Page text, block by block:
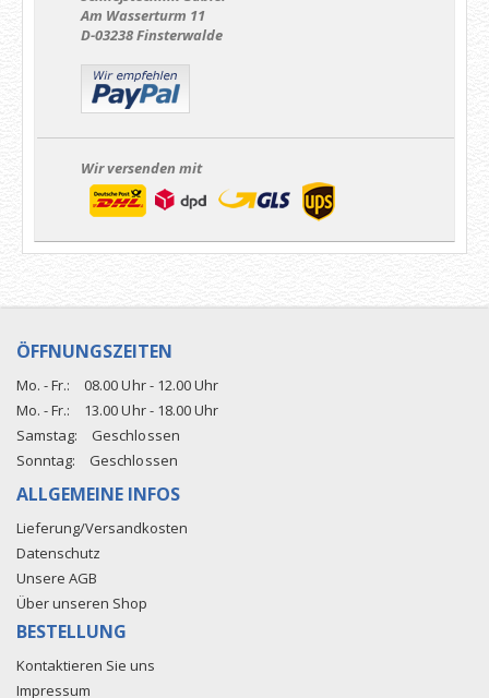
Am Wasserturm 11
D-03238 Finsterwalde
Wir versenden mit
ÖFFNUNGSZEITEN
Mo. - Fr.:
08.00 Uhr - 12.00 Uhr
Mo. - Fr.:
13.00 Uhr - 18.00 Uhr
Samstag:
Geschlossen
Sonntag:
Geschlossen
ALLGEMEINE INFOS
Lieferung/Versandkosten
Datenschutz
Unsere AGB
Über unseren Shop
BESTELLUNG
Kontaktieren Sie uns
Impressum